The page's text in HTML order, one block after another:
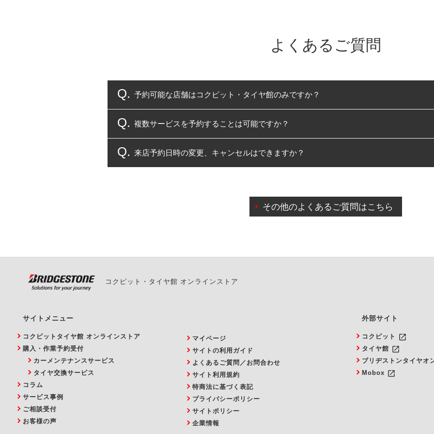
よくあるご質問
予約可能な店舗はコクピット・タイヤ館のみですか？
コクピット・タイヤ館のみとなります。
複数サービスを予約することは可能ですか？
複数サービスのご予約は可能です。
来店予約日時の変更、キャンセルはできますか？
また、やむを得ない事由によりご予約のキャンセルをご希望の際は、直接ご予約いた
その他のよくあるご質問はこちら
コクピット・タイヤ館 オンラインストア
サイトメニュー
コクピットタイヤ館 オンラインストア
購入・作業予約受付
カーメンテナンスサービス
タイヤ交換サービス
コラム
サービス事例
ご相談受付
お客様の声
マイページ
サイトの利用ガイド
よくあるご質問／お問合わせ
サイト利用規約
特商法に基づく表記
プライバシーポリシー
サイトポリシー
企業情報
外部サイト
コクピット launch
タイヤ館 launch
ブリヂストンタイヤオ
Mobox launch